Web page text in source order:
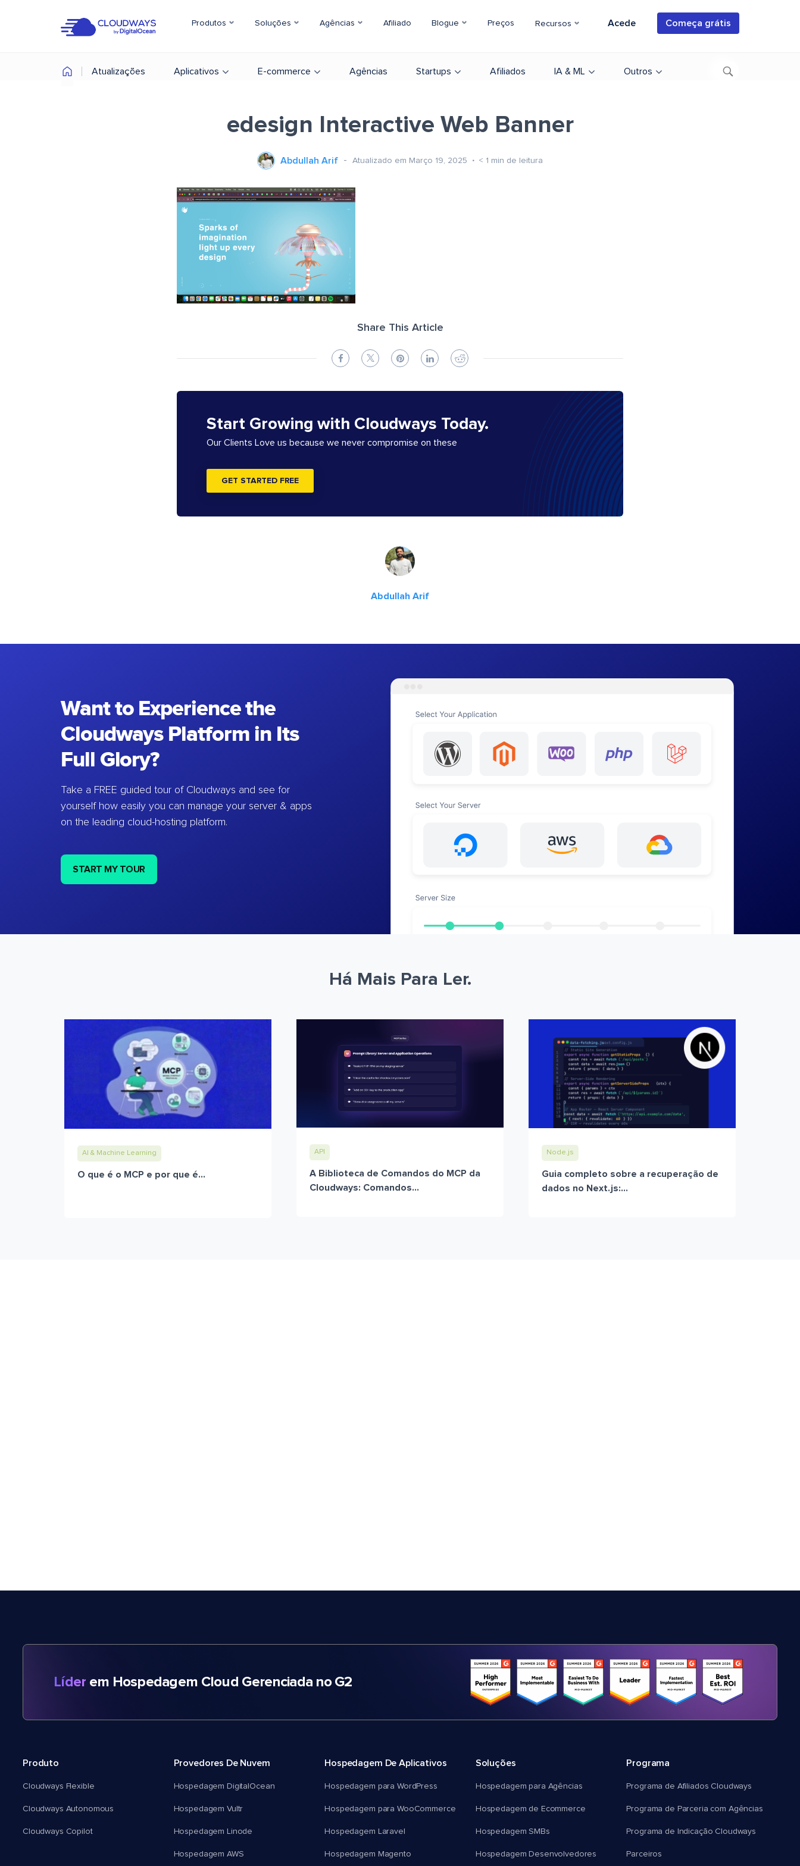
Produtos Soluções Agências Afiliado Blogue Preços Recursos Acede Começa grátis
Atualizações Aplicativos E-commerce Agências Startups Afiliados IA & ML Outros
edesign Interactive Web Banner
Abdullah Arif Atualizado em Março 19, 2025 < 1 min de leitura
Share This Article
Start Growing with Cloudways Today.
Our Clients Love us because we never compromise on these
GET STARTED FREE
Abdullah Arif
Want to Experience the
Cloudways Platform in Its
Full Glory?
Take a FREE guided tour of Cloudways and see for
yourself how easily you can manage your server & apps
on the leading cloud-hosting platform.
START MY TOUR
Há Mais Para Ler.
AI & Machine Learning
O que é o MCP e por que é...
API
A Biblioteca de Comandos do MCP da
Cloudways: Comandos...
Node.js
Guia completo sobre a recuperação de
dados no Next.js:...
Líder em Hospedagem Cloud Gerenciada no G2
Produto
Cloudways Flexible
Cloudways Autonomous
Cloudways Copilot
Provedores De Nuvem
Hospedagem DigitalOcean
Hospedagem Vultr
Hospedagem Linode
Hospedagem AWS
Hospedagem De Aplicativos
Hospedagem para WordPress
Hospedagem para WooCommerce
Hospedagem Laravel
Hospedagem Magento
Soluções
Hospedagem para Agências
Hospedagem de Ecommerce
Hospedagem SMBs
Hospedagem Desenvolvedores
Programa
Programa de Afiliados Cloudways
Programa de Parceria com Agências
Programa de Indicação Cloudways
Parceiros